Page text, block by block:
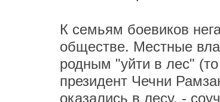
К семьям боевиков
обществе. Местные
родным "уйти в лес"
президент Чечни
оказались в лесу, -